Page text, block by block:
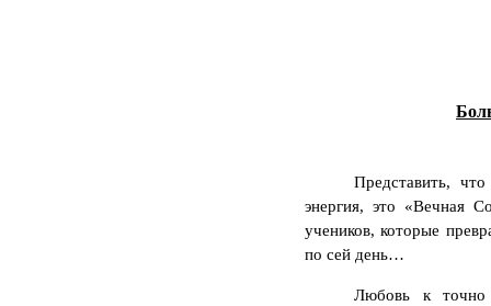
Представить,
энергия, это «Вечная
учеников, которые
по сей день…
Любовь к точно